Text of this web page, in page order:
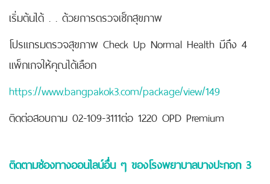
เริ่มต้นได้ . . ด้วยการตรวจเช็กสุขภาพ
โปรแกรมตรวจสุขภาพ Check Up Normal Health มีถึง 4
แพ็กเกจให้คุณได้เลือก
https://www.bangpakok3.com/package/view/149
ติดต่อสอบถาม 02-109-3111ต่อ 1220 OPD Premium
ติดตามช่องทางออนไลน์อื่น ๆ ของโรงพยาบาลบางปะกอก 3